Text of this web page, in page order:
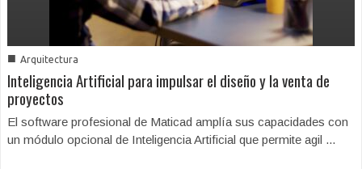
■ Arquitectura
Inteligencia Artificial para impulsar el diseño y la venta de
proyectos
El software profesional de Maticad amplía sus capacidades con
un módulo opcional de Inteligencia Artificial que permite agil ...